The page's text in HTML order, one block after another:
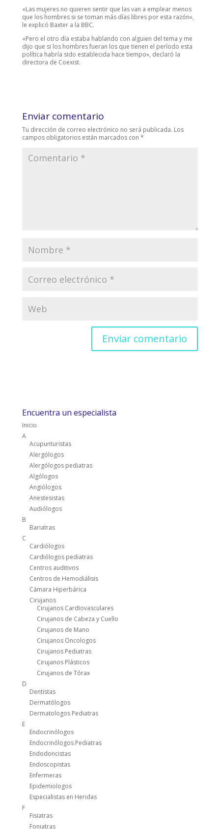
«Las mujeres no quieren sentir que las van a emplear menos
que los hombres si se toman más días libres por esta razón»,
le explicó Baxter a la BBC.
«Pero el otro día estaba hablando con alguien del tema y me
dijo que si los hombres fueran los que tienen el período esta
política habría sido establecida hace tiempo», declaró la
directora de Coexist.
Enviar comentario
Tu dirección de correo electrónico no será publicada. Los
campos obligatorios están marcados con *
Encuentra un especialista
Inicio
A
Acupunturistas
Alergólogos
Alergólogos pediatras
Algólogos
Angiólogos
Anestesistas
Audiólogos
B
Bariatras
C
Cardiólogos
Cardiólogos pediatras
Centros auditivos
Centros de Hemodiálisis
Cámara Hiperbárica
Cirujanos
Cirujanos Cardiovasculares
Cirujanos de Cabeza y Cuello
Cirujanos de Mano
Cirujanos Oncologos
Cirujanos Pediatras
Cirujanos Plásticos
Cirujanos de Tórax
D
Dentistas
Dermatólogos
Dermatologos Pediatras
E
Endocrinólogos
Endocrinólogos Pediatras
Endodoncistas
Endoscopistas
Enfermeras
Epidemiologos
Especialistas en Heridas
F
Fisiatras
Foniatras